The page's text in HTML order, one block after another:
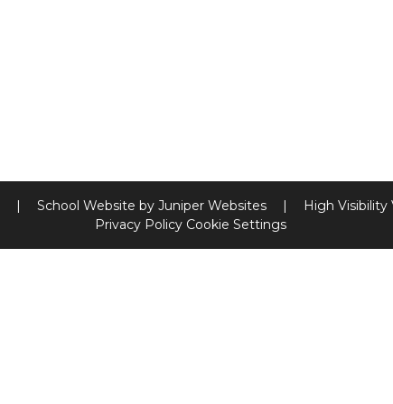
| School Website by Juniper Websites | High Visibility
Privacy Policy Cookie Settings